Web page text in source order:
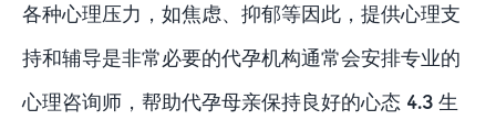
各种心理压力，如焦虑、抑郁等因此，提供心理支
持和辅导是非常必要的代孕机构通常会安排专业的
心理咨询师，帮助代孕母亲保持良好的心态 4.3 生